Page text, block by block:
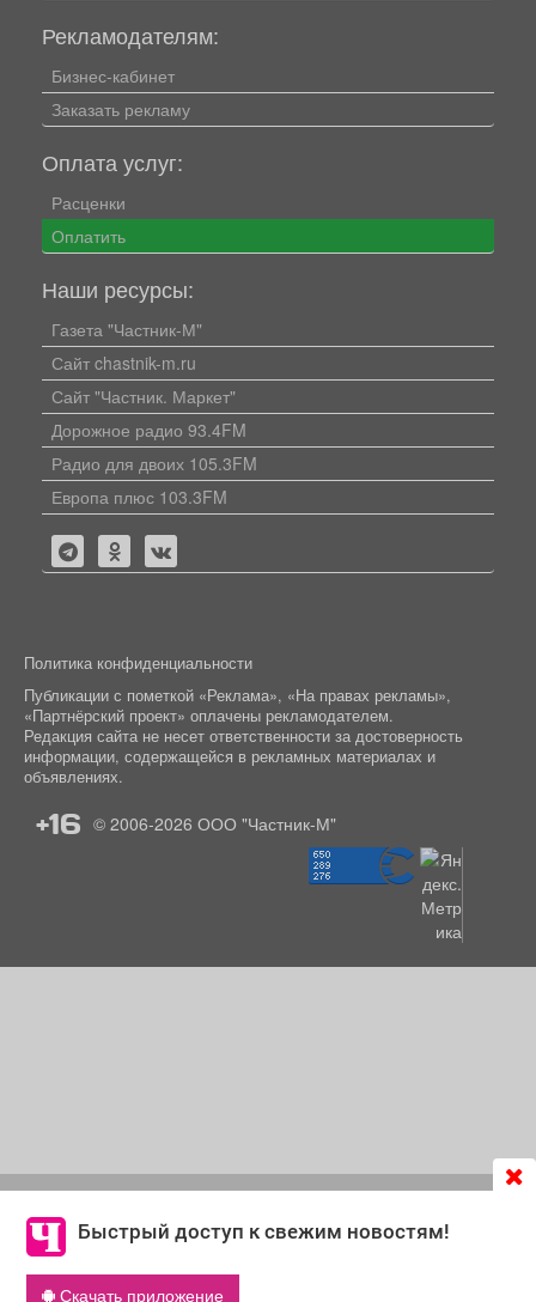
Быстрый доступ к свежим новостям!
Скачать приложение
согласие на обработку файлов cookie, которые
обеспечивают корректную работу сайта и сбора
информации для улучшения качества сервисов.
Рекламодателям:
Бизнес-кабинет
Заказать рекламу
Оплата услуг:
Расценки
Оплатить
Наши ресурсы:
Газета "Частник-М"
Сайт chastnik-m.ru
Сайт "Частник. Маркет"
Дорожное радио 93.4FM
Радио для двоих 105.3FM
Европа плюс 103.3FM
Политика конфиденциальности
Публикации с пометкой «Реклама», «На правах рекламы»,
«Партнёрский проект» оплачены рекламодателем.
Редакция сайта не несет ответственности за достоверность
информации, содержащейся в рекламных материалах и
объявлениях.
+16 © 2006-2026 ООО "Частник-М"